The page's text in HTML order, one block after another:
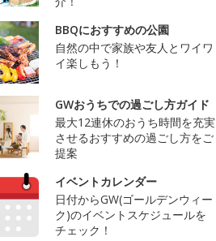
BBQにおすすめの公園
自然の中で家族や友人とワイワ
イ楽しもう！
GWおうちでの過ごし方ガイド
最大12連休のおうち時間を充実
させるおすすめの過ごし方をご
提案
イベントカレンダー
日付からGW(ゴールデンウィー
ク)のイベントスケジュールを
チェック！